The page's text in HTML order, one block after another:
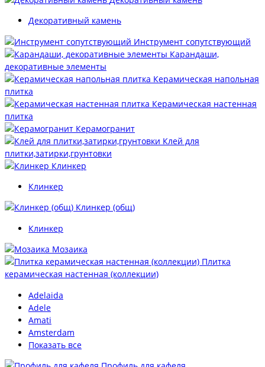
Декоративный камень
Инструмент сопутствующий
Карандаши,
декоративные элементы
Керамическая напольная
плитка
Керамическая настенная
плитка
Керамогранит
Клей для
плитки,затирки,грунтовки
Клинкер
Клинкер
Клинкер (общ)
Клинкер
Мозаика
Плитка
керамическая настенная (коллекции)
Adelaida
Adele
Amati
Amsterdam
Показать все